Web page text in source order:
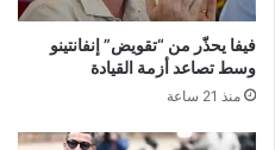
ا
ح
ل
و
ع
ا
ـ
1
فيفا يحذّر من “تقويض” إنفانتينو
وسط تصاعد أزمة القيادة
منذ 21 ساعة